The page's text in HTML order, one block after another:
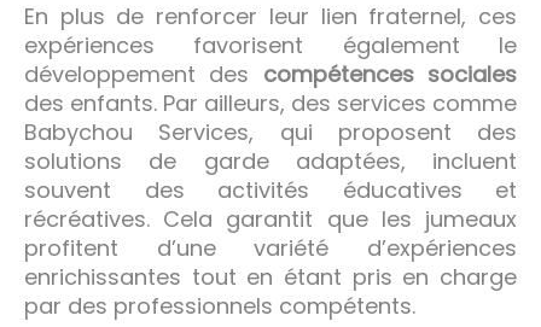
En plus de renforcer leur lien fraternel, ces
expériences favorisent également le
développement des compétences sociales
des enfants. Par ailleurs, des services comme
Babychou Services, qui proposent des
solutions de garde adaptées, incluent
souvent des activités éducatives et
récréatives. Cela garantit que les jumeaux
profitent d’une variété d’expériences
enrichissantes tout en étant pris en charge
par des professionnels compétents.